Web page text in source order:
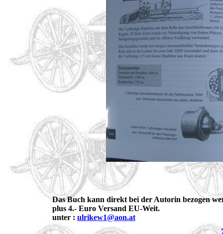
Das Buch kann direkt bei der Autorin bezogen
plus 4.- Euro Versand EU-Weit.
unter : ulrikew1@aon.at